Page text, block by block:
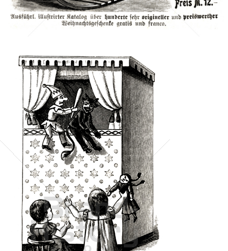
Holzwarenfabrik Hildburghausen
Holzwarenfabrik Hildburghausen